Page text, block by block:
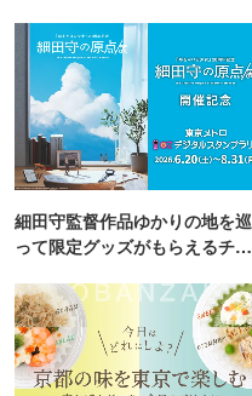
細田守監督作品ゆかりの地を巡
って限定グッズがもらえるチャ